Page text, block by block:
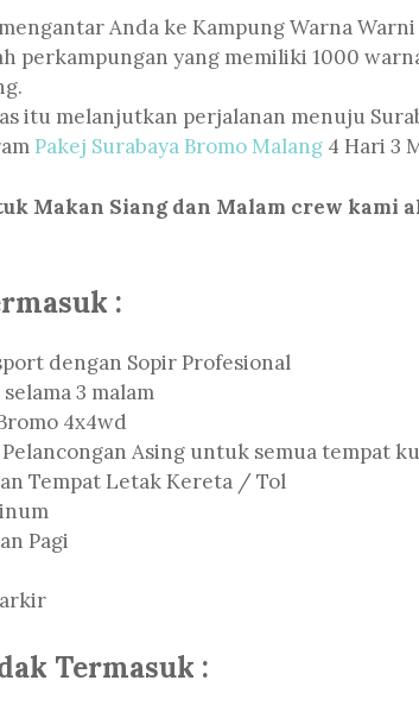
Anda ke Kampung Warna
perkampungan yang memiliki 1000
itu melanjutkan perjalanan menuju
Pakej Surabaya Bromo Malang 4 Hari 3
Makan Siang dan Malam crew kami
:
dengan Sopir Profesional
3 malam
4x4wd
Asing untuk semua tempat
Tempat Letak Kereta / Tol
Pagi
Termasuk :